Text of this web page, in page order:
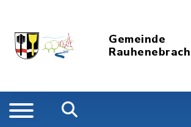
Gemeinde
Rauhenebrach